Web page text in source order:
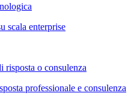
scala enterprise
o consulenza
professionale e consulenza